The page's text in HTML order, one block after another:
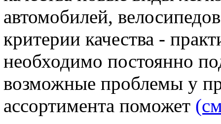
автомобилей,
критерии качества -
необходимо постоянно
возможные проблемы у
ассортимента поможет